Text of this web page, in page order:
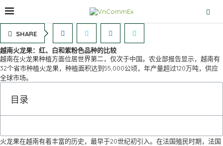
SHARE
越南火龙果：红、白和紫粉色品种的比较
越南在火龙果种植方面位居世界第二，仅次于中国。农业部报告显示，越南有
32个省市种植火龙果，种植面积达到55,000公顷，年产量超过120万吨，供应
全球市场。
目录
火龙果在越南有着丰富的历史，最早于20世纪初引入。在法国殖民时期，法国